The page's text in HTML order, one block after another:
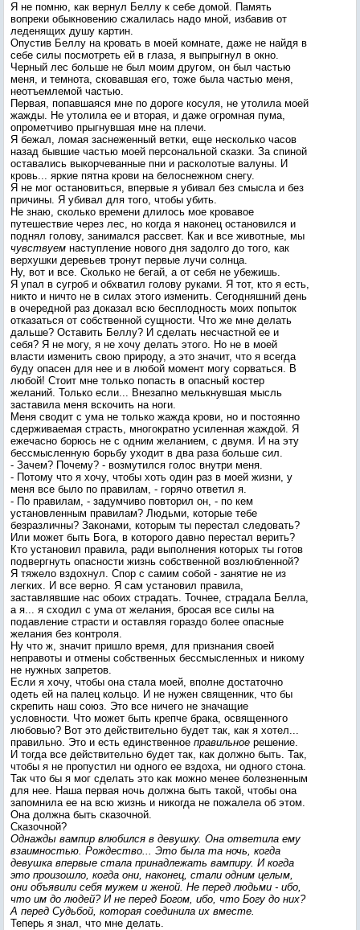
Я не помню, как вернул Беллу к себе домой. Память
вопреки обыкновению сжалилась надо мной, избавив от
леденящих душу картин.
Опустив Беллу на кровать в моей комнате, даже не найдя в
себе силы посмотреть ей в глаза, я выпрыгнул в окно.
Черный лес больше не был моим другом, он был частью
меня, и темнота, сковавшая его, тоже была частью меня,
неотъемлемой частью.
Первая, попавшаяся мне по дороге косуля, не утолила моей
жажды. Не утолила ее и вторая, и даже огромная пума,
опрометчиво прыгнувшая мне на плечи.
Я бежал, ломая заснеженный ветки, еще несколько часов
назад бывшие частью моей персональной сказки. За спиной
оставались выкорчеванные пни и расколотые валуны. И
кровь... яркие пятна крови на белоснежном снегу.
Я не мог остановиться, впервые я убивал без смысла и без
причины. Я убивал для того, чтобы убить.
Не знаю, сколько времени длилось мое кровавое
путешествие через лес, но когда я наконец остановился и
поднял голову, занимался рассвет. Как и все животные, мы
чувствуем наступление нового дня задолго до того, как
верхушки деревьев тронут первые лучи солнца.
Ну, вот и все. Сколько не бегай, а от себя не убежишь.
Я упал в сугроб и обхватил голову руками. Я тот, кто я есть,
никто и ничто не в силах этого изменить. Сегодняшний день
в очередной раз доказал всю бесплодность моих попыток
отказаться от собственной сущности. Что же мне делать
дальше? Оставить Беллу? И сделать несчастной ее и
себя? Я не могу, я не хочу делать этого. Но не в моей
власти изменить свою природу, а это значит, что я всегда
буду опасен для нее и в любой момент могу сорваться. В
любой! Стоит мне только попасть в опасный костер
желаний. Только если... Внезапно мелькнувшая мысль
заставила меня вскочить на ноги.
Меня сводит с ума не только жажда крови, но и постоянно
сдерживаемая страсть, многократно усиленная жаждой. Я
ежечасно борюсь не с одним желанием, с двумя. И на эту
бессмысленную борьбу уходит в два раза больше сил.
- Зачем? Почему? - возмутился голос внутри меня.
- Потому что я хочу, чтобы хоть один раз в моей жизни, у
меня все было по правилам, - горячо ответил я.
- По правилам, - задумчиво повторил он, - по кем
установленным правилам? Людьми, которые тебе
безразличны? Законами, которым ты перестал следовать?
Или может быть Бога, в которого давно перестал верить?
Кто установил правила, ради выполнения которых ты готов
подвергнуть опасности жизнь собственной возлюбленной?
Я тяжело вздохнул. Спор с самим собой - занятие не из
легких. И все верно. Я сам установил правила,
заставлявшие нас обоих страдать. Точнее, страдала Белла,
а я... я сходил с ума от желания, бросая все силы на
подавление страсти и оставляя гораздо более опасные
желания без контроля.
Ну что ж, значит пришло время, для признания своей
неправоты и отмены собственных бессмысленных и никому
не нужных запретов.
Если я хочу, чтобы она стала моей, вполне достаточно
одеть ей на палец кольцо. И не нужен священник, что бы
скрепить наш союз. Это все ничего не значащие
условности. Что может быть крепче брака, освященного
любовью? Вот это действительно будет так, как я хотел...
правильно. Это и есть единственное правильное решение.
И тогда все действительно будет так, как должно быть. Так,
чтобы я не пропустил ни одного ее вздоха, ни одного стона.
Так что бы я мог сделать это как можно менее болезненным
для нее. Наша первая ночь должна быть такой, чтобы она
запомнила ее на всю жизнь и никогда не пожалела об этом.
Она должна быть сказочной.
Сказочной?
Однажды вампир влюбился в девушку. Она ответила ему
взаимностью. Рождество... Это была та ночь, когда
девушка впервые стала принадлежать вампиру. И когда
это произошло, когда они, наконец, стали одним целым,
они объявили себя мужем и женой. Не перед людьми - ибо,
что им до людей? И не перед Богом, ибо, что Богу до них?
А перед Судьбой, которая соединила их вместе.
Теперь я знал, что мне делать.